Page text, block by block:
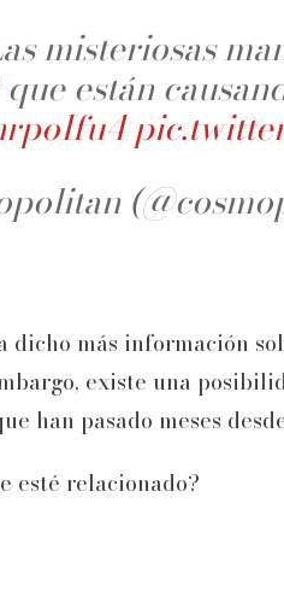
misteriosas
que están
dicho más información
existe una
han pasado meses
esté relacionado?